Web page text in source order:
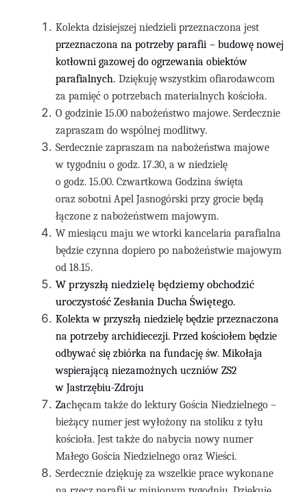
Kolekta dzisiejszej niedzieli przeznaczona jest
przeznaczona na potrzeby parafii – budowę nowej
kotłowni gazowej do ogrzewania obiektów
parafialnych. Dziękuję wszystkim ofiarodawcom
za pamięć o potrzebach materialnych kościoła.
O godzinie 15.00 nabożeństwo majowe. Serdecznie
zapraszam do wspólnej modlitwy.
Serdecznie zapraszam na nabożeństwa majowe
w tygodniu o godz. 17.30, a w niedzielę
o godz. 15.00. Czwartkowa Godzina święta
oraz sobotni Apel Jasnogórski przy grocie będą
łączone z nabożeństwem majowym.
W miesiącu maju we wtorki kancelaria parafialna
będzie czynna dopiero po nabożeństwie majowym
od 18.15.
W przyszłą niedzielę będziemy obchodzić
uroczystość Zesłania Ducha Świętego.
Kolekta w przyszłą niedzielę będzie przeznaczona
na potrzeby archidiecezji. Przed kościołem będzie
odbywać się zbiórka na fundację św. Mikołaja
wspierającą niezamożnych uczniów ZS2
w Jastrzębiu-Zdroju
Zachęcam także do lektury Gościa Niedzielnego –
bieżący numer jest wyłożony na stoliku z tyłu
kościoła. Jest także do nabycia nowy numer
Małego Gościa Niedzielnego oraz Wieści.
Serdecznie dziękuję za wszelkie prace wykonane